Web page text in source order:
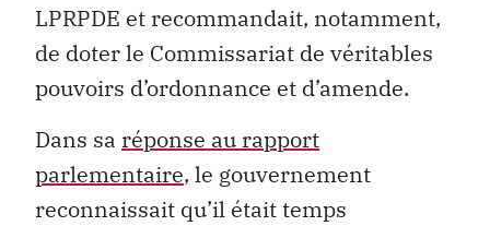
LPRPDE et recommandait, notamment,
de doter le Commissariat de véritables
pouvoirs d’ordonnance et d’amende.
Dans sa réponse au rapport
parlementaire, le gouvernement
reconnaissait qu’il était temps